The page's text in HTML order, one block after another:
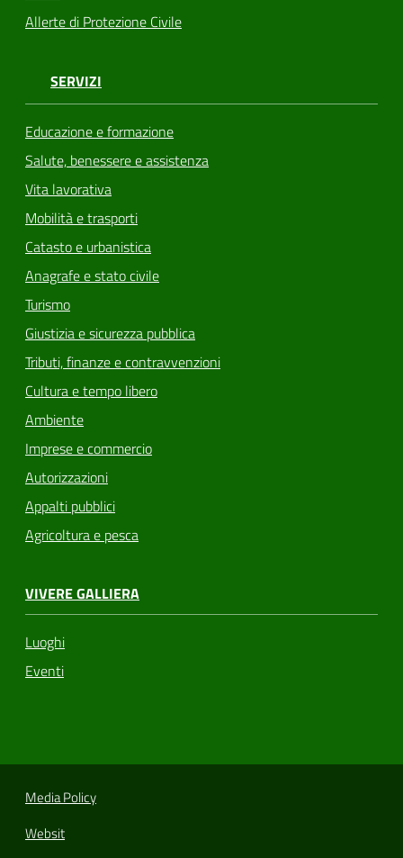
Allerte di Protezione Civile
SERVIZI
Educazione e formazione
Salute, benessere e assistenza
Vita lavorativa
Mobilità e trasporti
Catasto e urbanistica
Anagrafe e stato civile
Turismo
Giustizia e sicurezza pubblica
Tributi, finanze e contravvenzioni
Cultura e tempo libero
Ambiente
Imprese e commercio
Autorizzazioni
Appalti pubblici
Agricoltura e pesca
VIVERE GALLIERA
Luoghi
Eventi
Media Policy
Websit